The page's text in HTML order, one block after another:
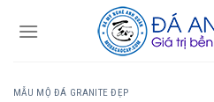
MẪU MỘ ĐÁ GRANITE ĐẸP